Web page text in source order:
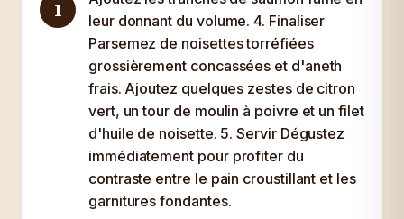
1
leur donnant du volume. 4. Finaliser
Parsemez de noisettes torréfiées
grossièrement concassées et d'aneth
frais. Ajoutez quelques zestes de citron
vert, un tour de moulin à poivre et un filet
d'huile de noisette. 5. Servir Dégustez
immédiatement pour profiter du
contraste entre le pain croustillant et les
garnitures fondantes.